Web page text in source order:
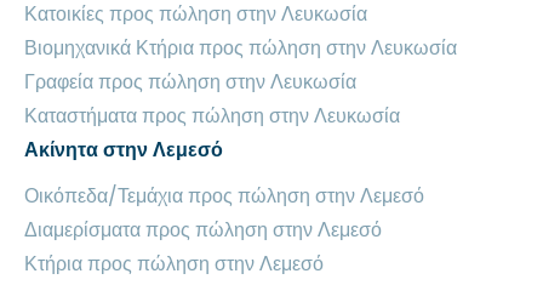
Κατοικίες προς πώληση στην Λευκωσία
Βιομηχανικά Κτήρια προς πώληση στην Λευκωσία
Γραφεία προς πώληση στην Λευκωσία
Καταστήματα προς πώληση στην Λευκωσία
Ακίνητα στην Λεμεσό
Οικόπεδα/Τεμάχια προς πώληση στην Λεμεσό
Διαμερίσματα προς πώληση στην Λεμεσό
Κτήρια προς πώληση στην Λεμεσό